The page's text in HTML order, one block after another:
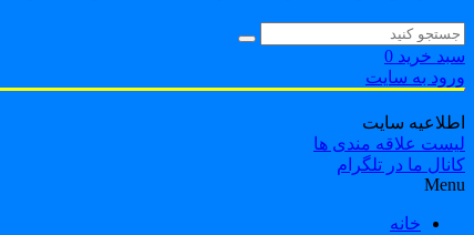
سبد خرید 0
ورود به سایت
اطلاعیه سایت
لیست علاقه مندی ها
کانال ما در تلگرام
Menu
خانه